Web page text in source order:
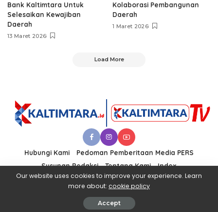
Bank Kaltimtara Untuk
Selesaikan Kewajiban
Daerah
13 Maret 2026
Kolaborasi Pembangunan
Daerah
1 Maret 2026
Load More
Hubungi Kami
Pedoman Pemberitaan Media PERS
Susunan Redaksi
Tentang Kami Index
© 2021 PT. KALTIMTARA MEDIA UTAMA
Our website uses cookies to improve your experience. Learn
more about: cookie policy
Accept